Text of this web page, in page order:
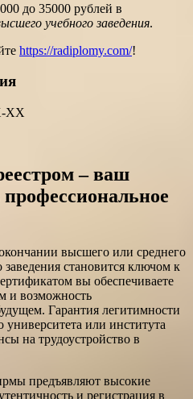
до 35000 рублей в
учебного заведения.
https://radiplomy.com/!
ХХ
– ваш
высшего или среднего
становится ключом к
вы обеспечиваете
и возможность
Гарантия легитимности
или института
на трудоустройство в
предъявляют высокие
и регистрация в